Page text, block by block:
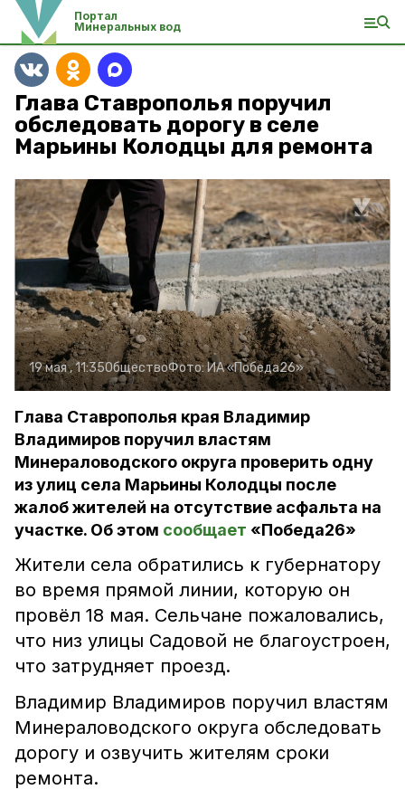
Портал
Минеральных вод
Глава Ставрополья поручил
обследовать дорогу в селе
Марьины Колодцы для ремонта
19 мая , 11:35ОбществоФото:ИА «Победа26»
Глава Ставрополья края Владимир
Владимиров поручил властям
Минераловодского округа проверить одну
из улиц села Марьины Колодцы после
жалоб жителей на отсутствие асфальта на
участке. Об этом сообщает «Победа26»
Жители села обратились к губернатору
во время прямой линии, которую он
провёл 18 мая. Сельчане пожаловались,
что низ улицы Садовой не благоустроен,
что затрудняет проезд.
Владимир Владимиров поручил властям
Минераловодского округа обследовать
дорогу и озвучить жителям сроки
ремонта.